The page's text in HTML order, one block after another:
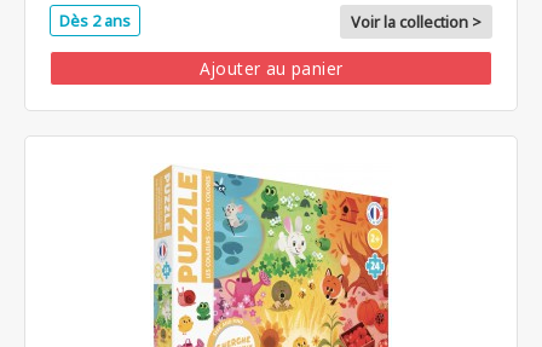
Dès 2 ans Voir la collection >
Ajouter au panier